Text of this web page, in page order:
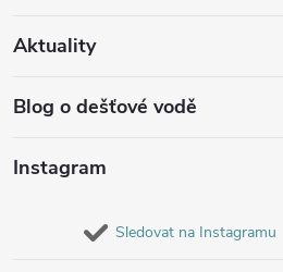
Aktuality
Blog o dešťové vodě
Instagram
Sledovat na Instagramu